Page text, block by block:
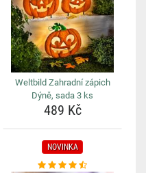
Weltbild Zahradní zápich
Dýně, sada 3 ks
489 Kč
NOVINKA